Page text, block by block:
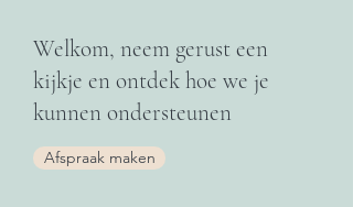
Welkom, neem gerust een
kijkje en ontdek hoe we je
kunnen ondersteunen
Afspraak maken